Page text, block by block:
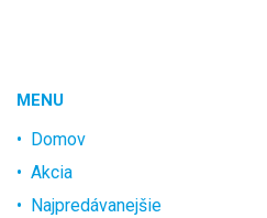
MENU
Domov
Akcia
Najpredávanejšie